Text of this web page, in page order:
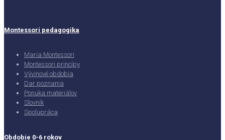
Montessori pedagogika
Maria Montessori
Montessori princípy
Vývinové obdobia
Dar poznania
Ponuka materiálov
Slovník
Spolupráca
Obdobie 0-6 rokov